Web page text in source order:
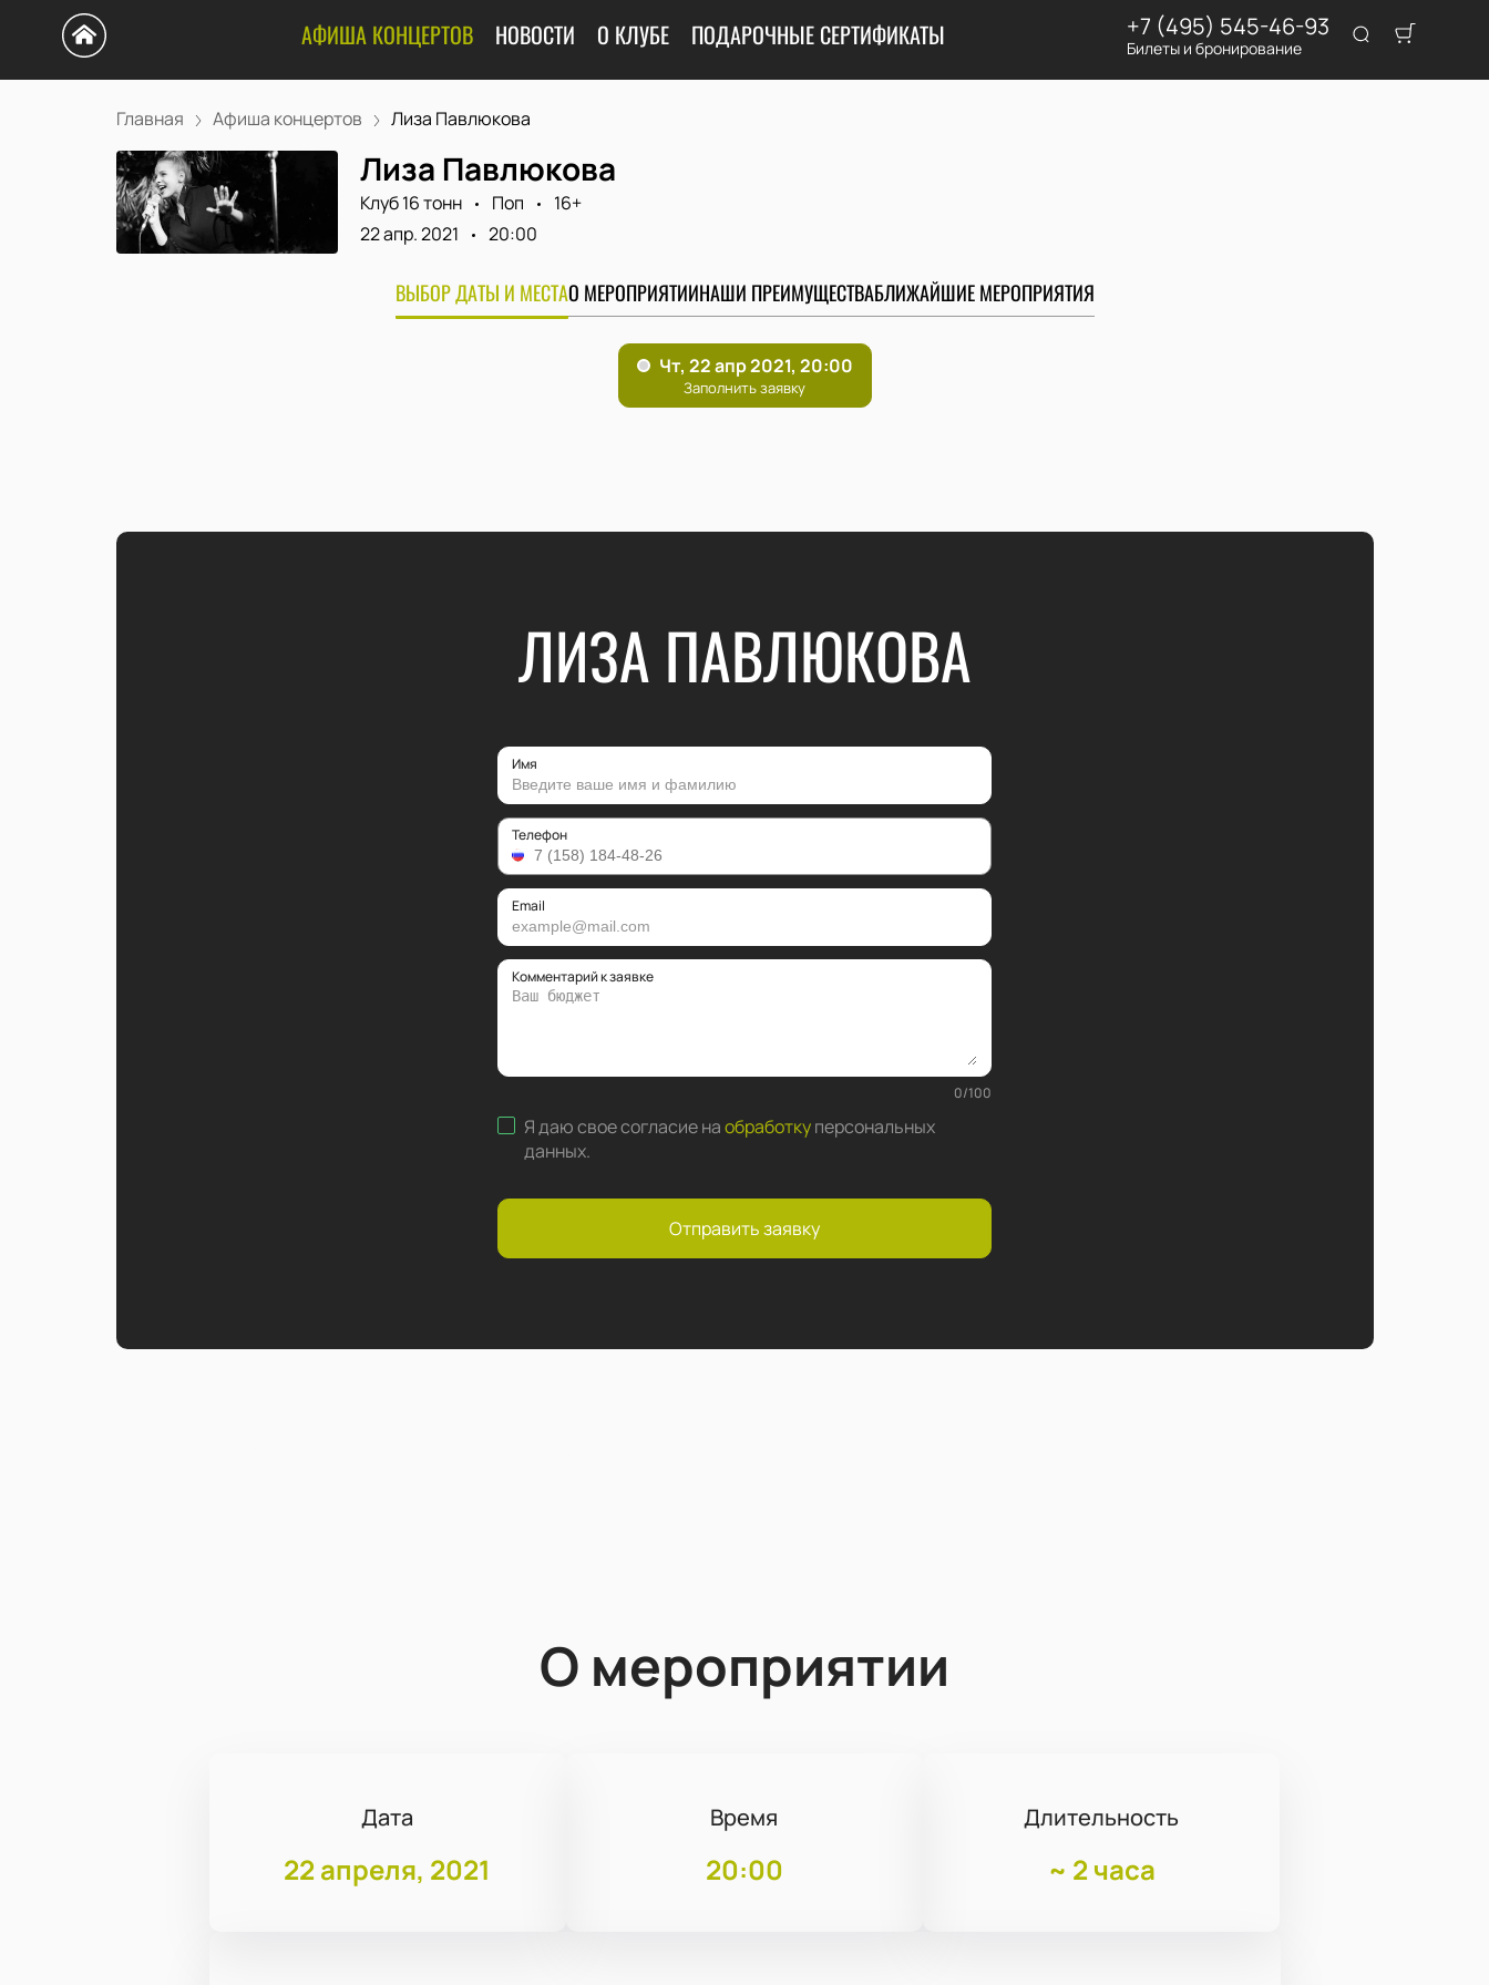
АФИША КОНЦЕРТОВ НОВОСТИ О КЛУБЕ ПОДАРОЧНЫЕ СЕРТИФИКАТЫ +7 (495) 545-46-93
Билеты и бронирование
Главная Афиша концертов Лиза Павлюкова
Лиза Павлюкова
Клуб 16 тонн Поп
16+
22 апр. 2021
20:00
ВЫБОР ДАТЫ И МЕСТАО МЕРОПРИЯТИИНАШИ ПРЕИМУЩЕСТВАБЛИЖАЙШИЕ МЕРОПРИЯТИЯ
ЛИЗА ПАВЛЮКОВА
Имя
Телефон
Email
Комментарий к заявке
0/100
Я даю свое согласие наобработкуперсональных
данных.
Отправить заявку
О мероприятии
Дата
22 апреля, 2021
Время
20:00
Длительность
~ 2 часа